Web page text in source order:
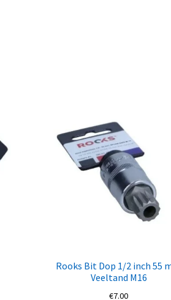
Rooks Bit Dop 1/2 inch 55
Veeltand M16
€7.00